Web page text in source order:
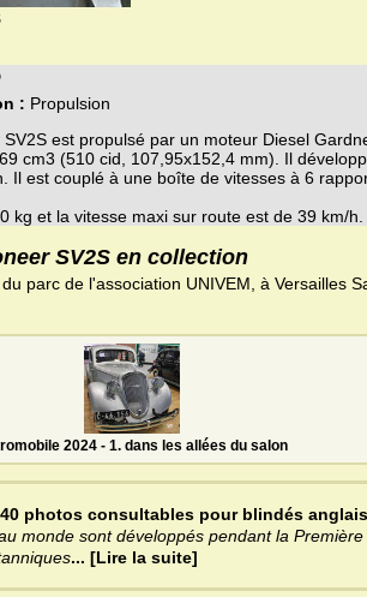
: Propulsion
est propulsé par un moteur Diesel
cm3 (510 cid, 107,95x152,4 mm). Il
Il est couplé à une boîte de vitesses à 6
kg et la vitesse maxi sur route est de 39 km/h.
SV2S en collection
parc de l'association UNIVEM, à Versailles
2024 - 1. dans les allées du salon
photos consultables pour blindés anglais
monde sont développés pendant la
... [Lire la suite]